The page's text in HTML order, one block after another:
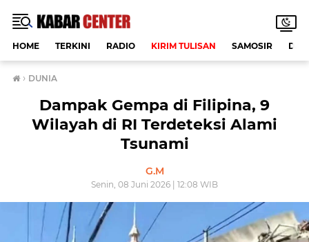
HOME TERKINI RADIO KIRIM TULISAN SAMOSIR
› DUNIA
Dampak Gempa di Filipina, 9
Wilayah di RI Terdeteksi Alami
Tsunami
G.M
Senin, 08 Juni 2026 | 12:08 WIB